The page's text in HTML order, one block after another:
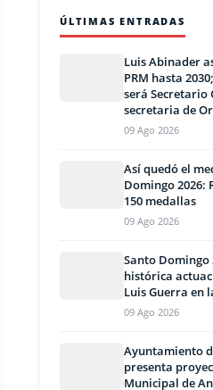
ÚLTIMAS ENTRADAS
Luis Abinader
PRM hasta
será Secretario
secretaria de
09 Ago 2026
Así quedó el
Domingo 2026:
150 medallas
09 Ago 2026
Santo Domingo
histórica
Luis Guerra en
09 Ago 2026
Ayuntamiento
presenta
Municipal de